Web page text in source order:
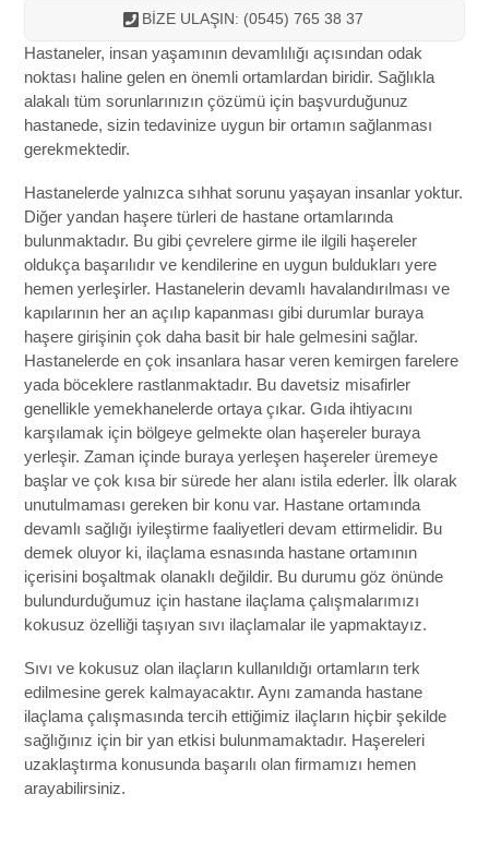
BİZE ULAŞIN: (0545) 765 38 37
Hastaneler, insan yaşamının devamlılığı açısından odak
noktası haline gelen en önemli ortamlardan biridir. Sağlıkla
alakalı tüm sorunlarınızın çözümü için başvurduğunuz
hastanede, sizin tedavinize uygun bir ortamın sağlanması
gerekmektedir.
Hastanelerde yalnızca sıhhat sorunu yaşayan insanlar yoktur.
Diğer yandan haşere türleri de hastane ortamlarında
bulunmaktadır. Bu gibi çevrelere girme ile ilgili haşereler
oldukça başarılıdır ve kendilerine en uygun buldukları yere
hemen yerleşirler. Hastanelerin devamlı havalandırılması ve
kapılarının her an açılıp kapanması gibi durumlar buraya
haşere girişinin çok daha basit bir hale gelmesini sağlar.
Hastanelerde en çok insanlara hasar veren kemirgen farelere
yada böceklere rastlanmaktadır. Bu davetsiz misafirler
genellikle yemekhanelerde ortaya çıkar. Gıda ihtiyacını
karşılamak için bölgeye gelmekte olan haşereler buraya
yerleşir. Zaman içinde buraya yerleşen haşereler üremeye
başlar ve çok kısa bir sürede her alanı istila ederler. İlk olarak
unutulmaması gereken bir konu var. Hastane ortamında
devamlı sağlığı iyileştirme faaliyetleri devam ettirmelidir. Bu
demek oluyor ki, ilaçlama esnasında hastane ortamının
içerisini boşaltmak olanaklı değildir. Bu durumu göz önünde
bulundurduğumuz için hastane ilaçlama çalışmalarımızı
kokusuz özelliği taşıyan sıvı ilaçlamalar ile yapmaktayız.
Sıvı ve kokusuz olan ilaçların kullanıldığı ortamların terk
edilmesine gerek kalmayacaktır. Aynı zamanda hastane
ilaçlama çalışmasında tercih ettiğimiz ilaçların hiçbir şekilde
sağlığınız için bir yan etkisi bulunmamaktadır. Haşereleri
uzaklaştırma konusunda başarılı olan firmamızı hemen
arayabilirsiniz.